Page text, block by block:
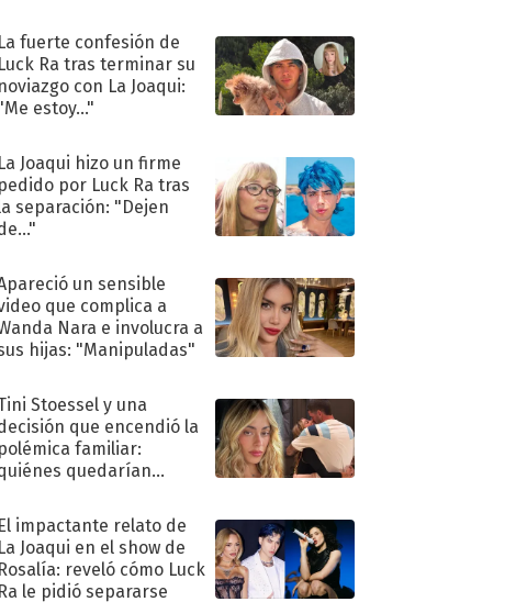
La fuerte confesión de
Luck Ra tras terminar su
noviazgo con La Joaqui:
estoy..."
La Joaqui hizo un firme
pedido por Luck Ra tras
separación: "Dejen
un sensible
que complica a
Nara e involucra a
hijas: "Manipuladas"
Stoessel y una
que encendió la
polémica familiar:
quedarían
El impactante relato de
La Joaqui en el show de
Rosalía: reveló cómo Luck
Ra le pidió separarse